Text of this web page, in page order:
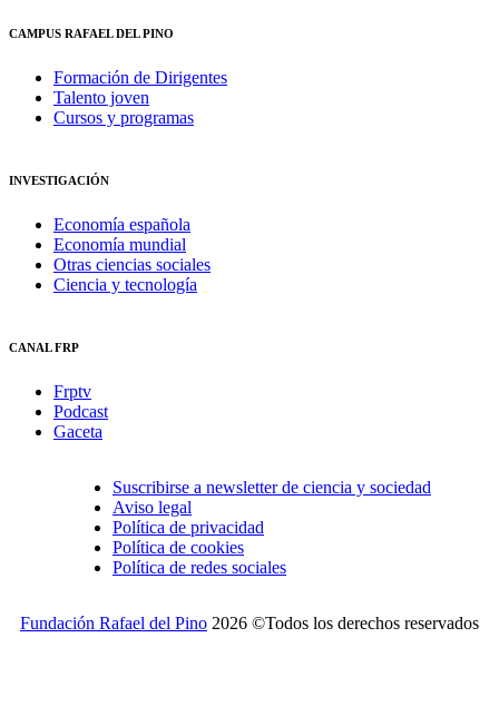
CAMPUS RAFAEL DEL PINO
Formación de Dirigentes
Talento joven
Cursos y programas
INVESTIGACIÓN
Economía española
Economía mundial
Otras ciencias sociales
Ciencia y tecnología
CANAL FRP
Frptv
Podcast
Gaceta
Suscribirse a newsletter de ciencia y sociedad
Aviso legal
Política de privacidad
Política de cookies
Política de redes sociales
Fundación Rafael del Pino 2026 ©Todos los derechos reservados